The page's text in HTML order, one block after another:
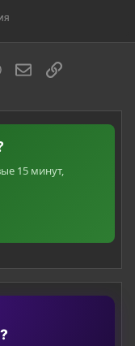
я
WhatsAppЭлектронная
Ссылка
15 минут,